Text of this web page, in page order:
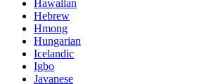
Hawaiian
Hebrew
Hmong
Hungarian
Icelandic
Igbo
Javanese